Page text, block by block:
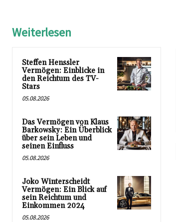
Weiterlesen
Steffen Henssler
Vermögen: Einblicke in
den Reichtum des TV-
Stars
05.08.2026
Das Vermögen von Klaus
Barkowsky: Ein Überblick
über sein Leben und
seinen Einfluss
05.08.2026
Joko Winterscheidt
Vermögen: Ein Blick auf
sein Reichtum und
Einkommen 2024
05.08.2026